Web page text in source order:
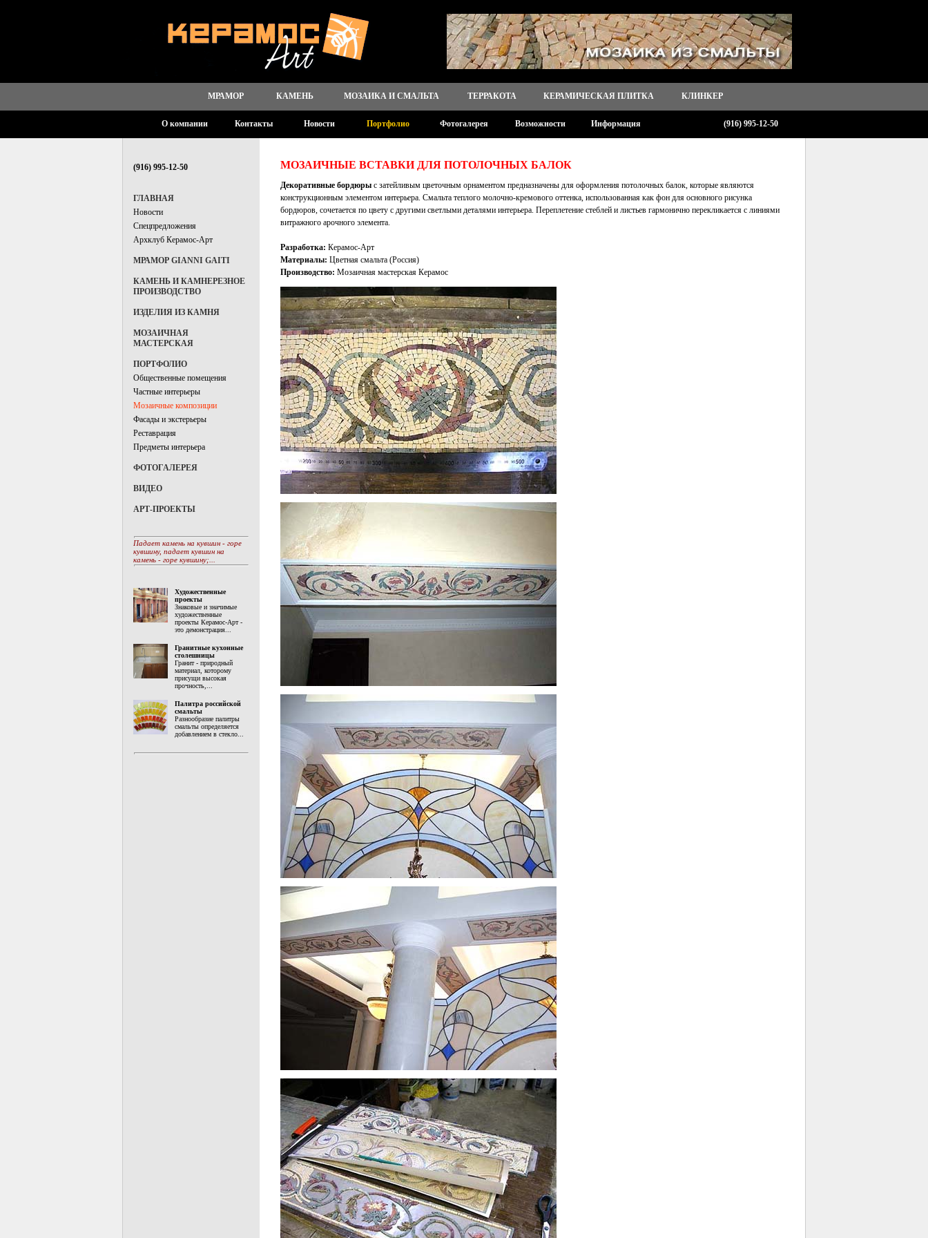
МРАМОР КАМЕНЬ МОЗАИКА И СМАЛЬТА ТЕРРАКОТА КЕРАМИЧЕСКАЯ ПЛИТКА КЛИНКЕР
О компании Контакты Новости Портфолио Фотогалерея Возможности Информация (916) 995-12-50
(916) 995-12-50
ГЛАВНАЯ
Новости
Спецпредложения
Архклуб Керамос-Арт
МРАМОР GIANNI GAITI
КАМЕНЬ И КАМНЕРЕЗНОЕ
ПРОИЗВОДСТВО
ИЗДЕЛИЯ ИЗ КАМНЯ
МОЗАИЧНАЯ
МАСТЕРСКАЯ
ПОРТФОЛИО
Общественные помещения
Частные интерьеры
Мозаичные композиции
Фасады и экстерьеры
Реставрация
Предметы интерьера
ФОТОГАЛЕРЕЯ
ВИДЕО
АРТ-ПРОЕКТЫ
Падает камень на кувшин - горе
кувшину, падает кувшин на
камень - горе кувшину;...
Художественные
проекты
Знаковые и значимые
художественные
проекты Керамос-Арт -
это демонстрация...
Гранитные кухонные
столешницы
Гранит - природный
материал, которому
присущи высокая
прочность,...
Палитра российской
смальты
Разнообразие палитры
смальты определяется
добавлением в стекло...
МОЗАИЧНЫЕ ВСТАВКИ ДЛЯ ПОТОЛОЧНЫХ БАЛОК
Декоративные бордюры с затейливым цветочным орнаментом предназначены для оформления потолочных балок, которые являются
конструкционным элементом интерьера. Смальта теплого молочно-кремового оттенка, использованная как фон для основного рисунка
бордюров, сочетается по цвету с другими светлыми деталями интерьера. Переплетение стеблей и листьев гармонично перекликается с линиями
витражного арочного элемента.
Разработка: Керамос-Арт
Материалы: Цветная смальта (Россия)
Производство: Мозаичная мастерская Керамос